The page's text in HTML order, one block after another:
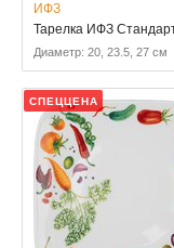
ИФЗ
Тарелка ИФЗ
Диаметр: 20, 23.5, 27 см
СПЕЦЦЕНА